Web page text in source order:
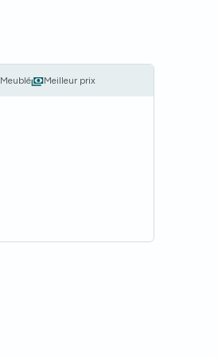
Meublé Meilleur prix